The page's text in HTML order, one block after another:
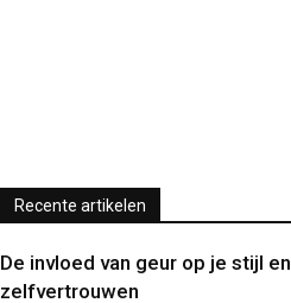
Recente artikelen
De invloed van geur op je stijl en
zelfvertrouwen